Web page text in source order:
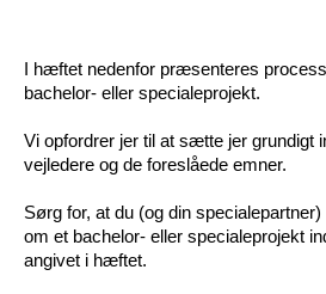
I hæftet nedenfor præsenteres
bachelor- eller specialeprojekt.
Vi opfordrer jer til at sætte jer grundigt
vejledere og de foreslåede emner.
Sørg for, at du (og din
om et bachelor- eller specialeprojekt
angivet i hæftet.